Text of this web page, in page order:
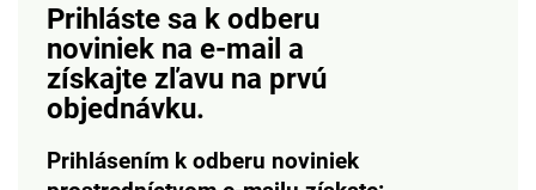
Prihláste sa k odberu
noviniek na e-mail a
získajte zľavu na prvú
objednávku.
Prihlásením k odberu noviniek